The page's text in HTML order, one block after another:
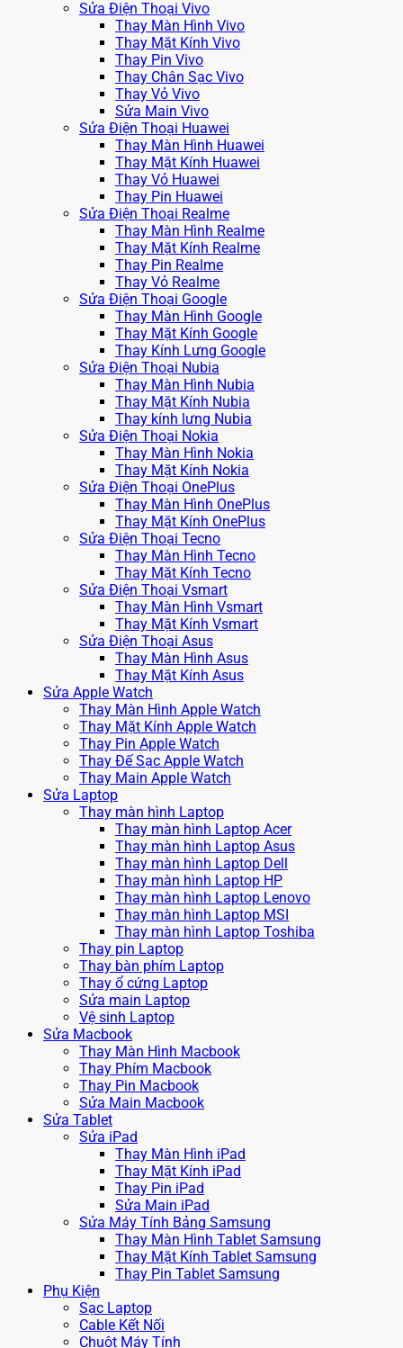
Sửa Điện Thoại Vivo
Thay Màn Hình Vivo
Thay Mặt Kính Vivo
Thay Pin Vivo
Thay Chân Sạc Vivo
Thay Vỏ Vivo
Sửa Main Vivo
Sửa Điện Thoại Huawei
Thay Màn Hình Huawei
Thay Mặt Kính Huawei
Thay Vỏ Huawei
Thay Pin Huawei
Sửa Điện Thoại Realme
Thay Màn Hình Realme
Thay Mặt Kính Realme
Thay Pin Realme
Thay Vỏ Realme
Sửa Điện Thoại Google
Thay Màn Hình Google
Thay Mặt Kính Google
Thay Kính Lưng Google
Sửa Điện Thoại Nubia
Thay Màn Hình Nubia
Thay Mặt Kính Nubia
Thay kính lưng Nubia
Sửa Điện Thoại Nokia
Thay Màn Hình Nokia
Thay Mặt Kính Nokia
Sửa Điện Thoại OnePlus
Thay Màn Hình OnePlus
Thay Mặt Kính OnePlus
Sửa Điện Thoại Tecno
Thay Màn Hình Tecno
Thay Mặt Kính Tecno
Sửa Điện Thoại Vsmart
Thay Màn Hình Vsmart
Thay Mặt Kính Vsmart
Sửa Điện Thoại Asus
Thay Màn Hình Asus
Thay Mặt Kính Asus
Sửa Apple Watch
Thay Màn Hình Apple Watch
Thay Mặt Kính Apple Watch
Thay Pin Apple Watch
Thay Đế Sạc Apple Watch
Thay Main Apple Watch
Sửa Laptop
Thay màn hình Laptop
Thay màn hình Laptop Acer
Thay màn hình Laptop Asus
Thay màn hình Laptop Dell
Thay màn hình Laptop HP
Thay màn hình Laptop Lenovo
Thay màn hình Laptop MSI
Thay màn hình Laptop Toshiba
Thay pin Laptop
Thay bàn phím Laptop
Thay ổ cứng Laptop
Sửa main Laptop
Vệ sinh Laptop
Sửa Macbook
Thay Màn Hình Macbook
Thay Phím Macbook
Thay Pin Macbook
Sửa Main Macbook
Sửa Tablet
Sửa iPad
Thay Màn Hình iPad
Thay Mặt Kính iPad
Thay Pin iPad
Sửa Main iPad
Sửa Máy Tính Bảng Samsung
Thay Màn Hình Tablet Samsung
Thay Mặt Kính Tablet Samsung
Thay Pin Tablet Samsung
Phụ Kiện
Sạc Laptop
Cable Kết Nối
Chuột Máy Tính